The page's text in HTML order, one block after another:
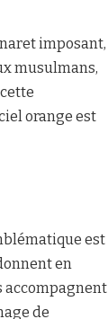
imposant,
musulmans,
orange est
est
en
accompagnent
de